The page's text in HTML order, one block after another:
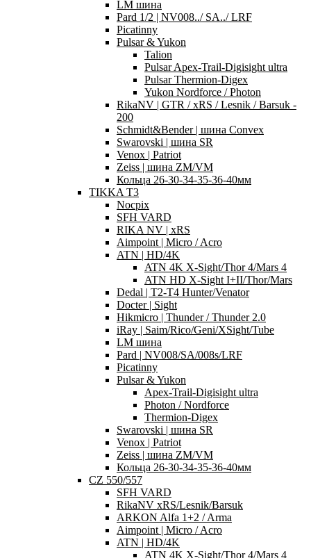
LM шина
Pard 1/2 | NV008../ SA../ LRF
Picatinny
Pulsar & Yukon
Talion
Pulsar Apex-Trail-Digisight ultra
Pulsar Thermion-Digex
Yukon Nordforce / Photon
RikaNV | GTR / xRS / Lesnik / Barsuk -
200
Schmidt&Bender | шина Convex
Swarovski | шина SR
Venox | Patriot
Zeiss | шина ZM/VM
Кольца 26-30-34-35-36-40мм
TIKKA T3
Nocpix
SFH VARD
RIKA NV | xRS
Aimpoint | Micro / Acro
ATN | HD/4K
ATN 4K X-Sight/Thor 4/Mars 4
ATN HD X-Sight I+II/Thor/Mars
Dedal | T2-T4 Hunter/Venator
Docter | Sight
Hikmicro | Thunder / Thunder 2.0
iRay | Saim/Rico/Geni/XSight/Tube
LM шина
Pard | NV008/SA/008s/LRF
Picatinny
Pulsar & Yukon
Apex-Trail-Digisight ultra
Photon / Nordforce
Thermion-Digex
Swarovski | шина SR
Venox | Patriot
Zeiss | шина ZM/VM
Кольца 26-30-34-35-36-40мм
CZ 550/557
SFH VARD
RikaNV xRS/Lesnik/Barsuk
ARKON Alfa 1+2 / Arma
Aimpoint | Micro / Acro
ATN | HD/4K
ATN 4K X-Sight/Thor 4/Mars 4